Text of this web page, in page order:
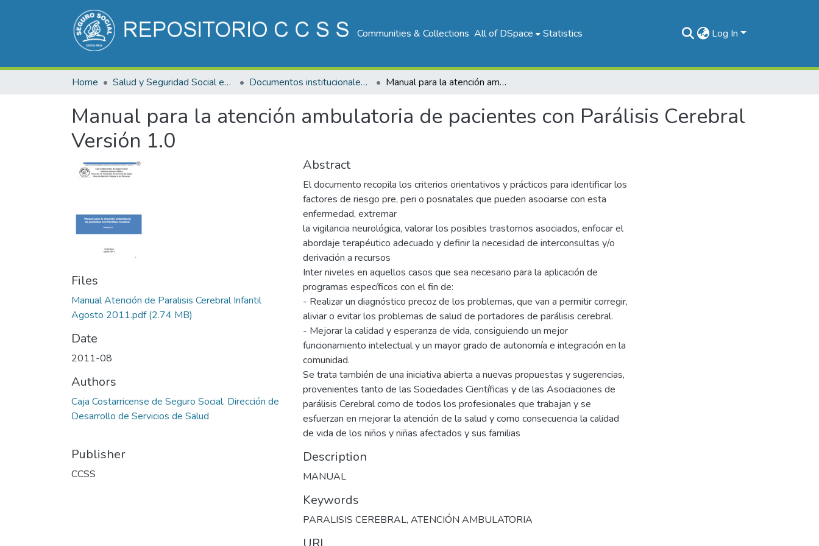
Communities & Collections All of DSpace Statistics Log In
Home Salud y Seguridad Social en Costa Rica Documentos institucionales DDSS Manual para la atención ambulatoria de pacientes con Parálisis Cerebral Versión 1.0
Manual para la atención ambulatoria de pacientes con Parálisis Cerebral
Versión 1.0
Files
Manual Atención de Paralisis Cerebral Infantil
Agosto 2011.pdf(2.74 MB)
Date
2011-08
Authors
Caja Costarricense de Seguro Social. Dirección de
Desarrollo de Servicios de Salud
Publisher
CCSS
Abstract
El documento recopila los criterios orientativos y prácticos para identificar los
factores de riesgo pre, peri o posnatales que pueden asociarse con esta
enfermedad, extremar
la vigilancia neurológica, valorar los posibles trastornos asociados, enfocar el
abordaje terapéutico adecuado y definir la necesidad de interconsultas y/o
derivación a recursos
Inter niveles en aquellos casos que sea necesario para la aplicación de
programas específicos con el fin de:
- Realizar un diagnóstico precoz de los problemas, que van a permitir corregir,
aliviar o evitar los problemas de salud de portadores de parálisis cerebral.
- Mejorar la calidad y esperanza de vida, consiguiendo un mejor
funcionamiento intelectual y un mayor grado de autonomía e integración en la
comunidad.
Se trata también de una iniciativa abierta a nuevas propuestas y sugerencias,
provenientes tanto de las Sociedades Científicas y de las Asociaciones de
parálisis Cerebral como de todos los profesionales que trabajan y se
esfuerzan en mejorar la atención de la salud y como consecuencia la calidad
de vida de los niños y niñas afectados y sus familias
Description
MANUAL
Keywords
PARALISIS CEREBRAL, ATENCIÓN AMBULATORIA